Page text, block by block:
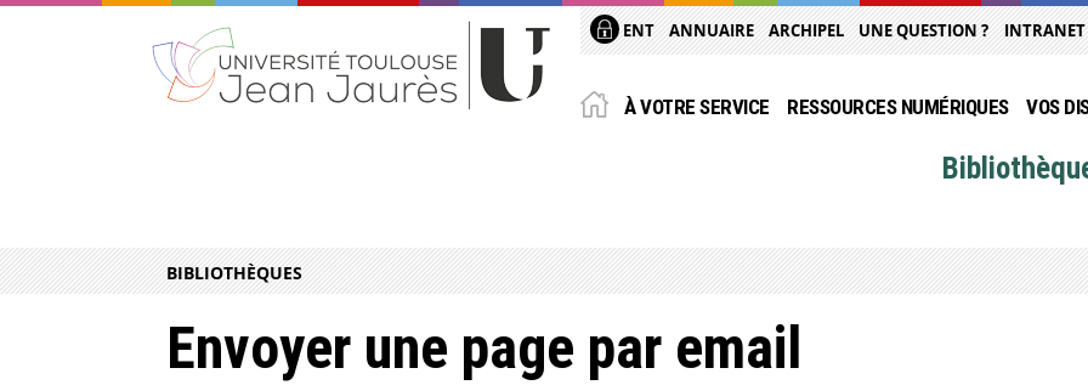
ENT ANNUAIRE ARCHIPEL UNE QUESTION ? INTRANET
À VOTRE SERVICE RESSOURCES NUMÉRIQUES VOS
BIBLIOTHÈQUES
Envoyer une page par email